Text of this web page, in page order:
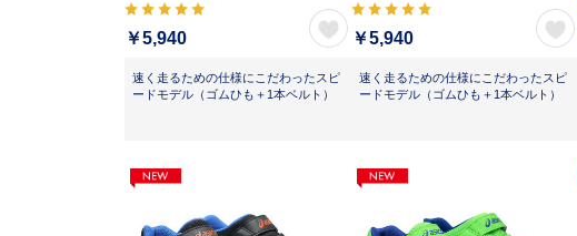
￥5,940
速く走るための仕様にこだわったスピ
ードモデル（ゴムひも＋1本ベルト）
￥5,940
速く走るための仕様にこだわったスピ
ードモデル（ゴムひも＋1本ベルト）